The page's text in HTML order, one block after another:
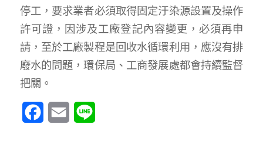
停工，要求業者必須取得固定汙染源設置及操作
許可證，因涉及工廠登記內容變更，必須再申
請，至於工廠製程是回收水循環利用，應沒有排
廢水的問題，環保局、工商發展處都會持續監督
把關。
Facebook
Email